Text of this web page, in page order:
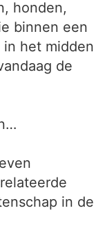
honden,
binnen een
in het midden
de
in de